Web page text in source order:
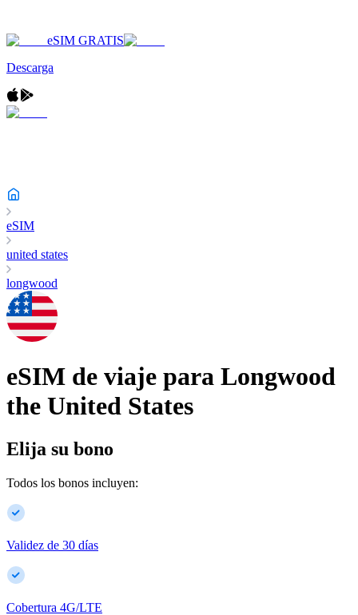
eSIM GRATIS
Descarga
eSIM
united states
longwood
eSIM de viaje para Longwood
the United States
Elija su bono
Todos los bonos incluyen:
Validez de 30 días
Cobertura 4G/LTE